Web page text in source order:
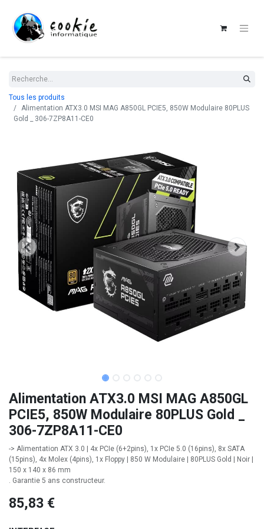
Tous les produits
Alimentation ATX3.0 MSI MAG A850GL PCIE5, 850W Modulaire 80PLUS
Gold _ 306-7ZP8A11-CE0
Alimentation ATX3.0 MSI MAG A850GL
PCIE5, 850W Modulaire 80PLUS Gold _
306-7ZP8A11-CE0
-> Alimentation ATX 3.0 | 4x PCIe (6+2pins), 1x PCIe 5.0 (16pins), 8x SATA
(15pins), 4x Molex (4pins), 1x Floppy | 850 W Modulaire | 80PLUS Gold | Noir |
150 x 140 x 86 mm
. Garantie 5 ans constructeur.
85,83 €